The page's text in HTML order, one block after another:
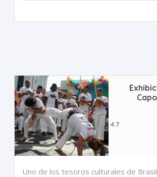
4.7
Uno de los tesoros culturales de